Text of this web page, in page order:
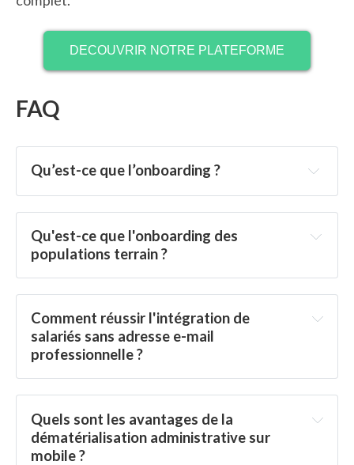
DECOUVRIR NOTRE PLATEFORME
FAQ
Qu’est-ce que l’onboarding ?
Qu'est-ce que l'onboarding des
populations terrain ?
Comment réussir l'intégration de
salariés sans adresse e-mail
professionnelle ?
accès mobile direct
Quels sont les avantages de la
dématérialisation administrative sur
mobile ?